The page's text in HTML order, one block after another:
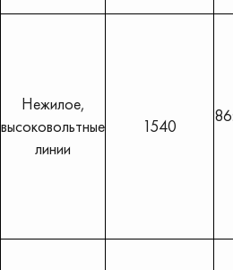
Нежилое,
высоковольтные
линии
1540